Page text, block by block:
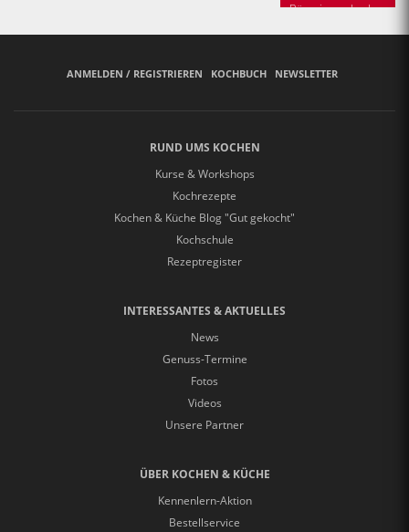
Bäuerinnen backen
ANMELDEN / REGISTRIEREN KOCHBUCH NEWSLETTER
RUND UMS KOCHEN
Kurse & Workshops
Kochrezepte
Kochen & Küche Blog "Gut gekocht"
Kochschule
Rezeptregister
INTERESSANTES & AKTUELLES
News
Genuss-Termine
Fotos
Videos
Unsere Partner
ÜBER KOCHEN & KÜCHE
Kennenlern-Aktion
Bestellservice